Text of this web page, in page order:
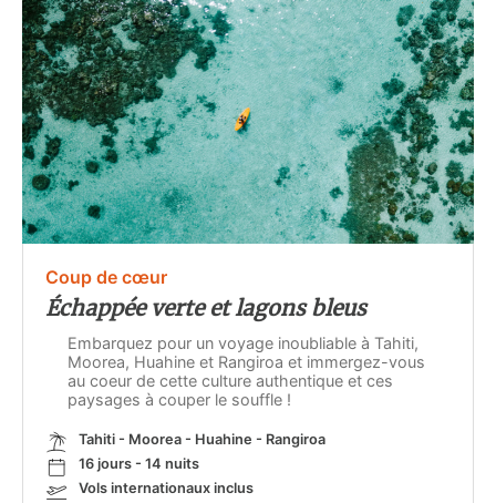
Coup de cœur
Échappée verte et lagons bleus
Embarquez pour un voyage inoubliable à Tahiti,
Moorea, Huahine et Rangiroa et immergez-vous
au coeur de cette culture authentique et ces
paysages à couper le souffle !
Tahiti - Moorea - Huahine - Rangiroa
16 jours - 14 nuits
Vols internationaux inclus